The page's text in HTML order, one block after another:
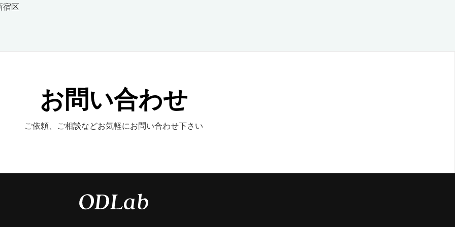
宿区
お問い合わせ
ご依頼、ご相談などお気軽にお問い合わせ下さい